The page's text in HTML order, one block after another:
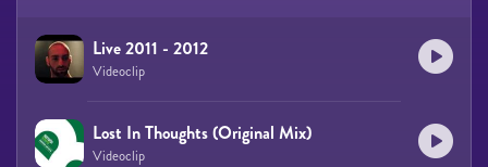
Live 2011 - 2012
Videoclip
Lost In Thoughts (Original Mix)
Videoclip